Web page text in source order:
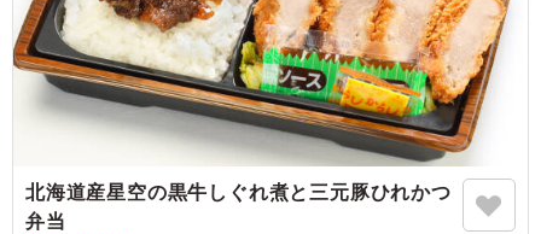
ご利用シーン：会食・接待›MR
東京都杉並区西荻南2025/09/03
北海道産星空の黒牛しぐれ煮と三元豚ひれかつ
弁当